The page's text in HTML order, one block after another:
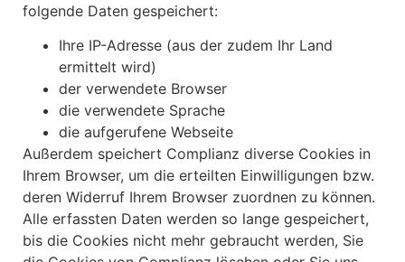
folgende Daten gespeichert:
Ihre IP-Adresse (aus der zudem Ihr Land
ermittelt wird)
der verwendete Browser
die verwendete Sprache
die aufgerufene Webseite
Außerdem speichert Complianz diverse Cookies in
Ihrem Browser, um die erteilten Einwilligungen bzw.
deren Widerruf Ihrem Browser zuordnen zu können.
Alle erfassten Daten werden so lange gespeichert,
bis die Cookies nicht mehr gebraucht werden, Sie